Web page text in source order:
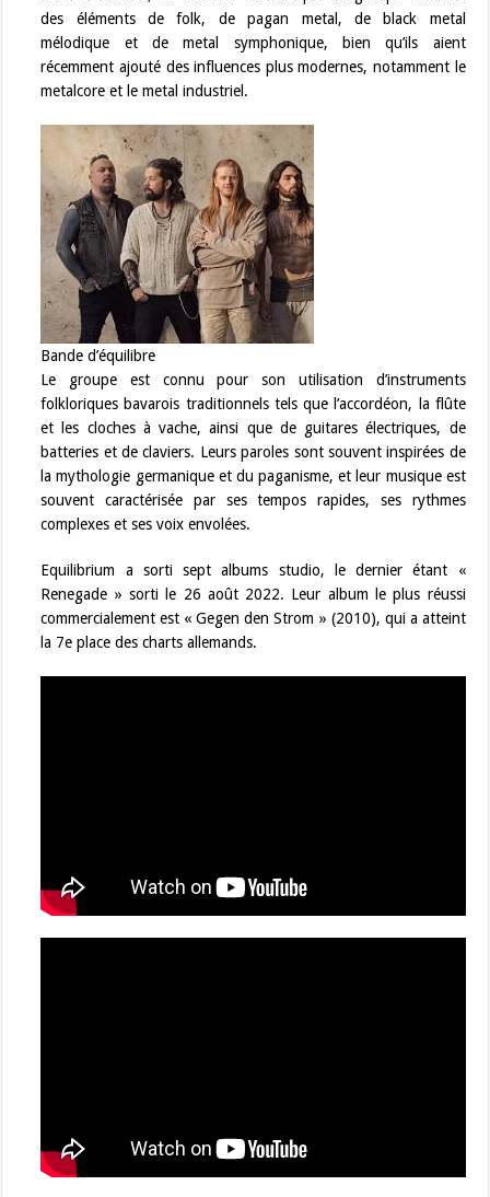
des éléments de folk, de pagan metal, de black metal
mélodique et de metal symphonique, bien qu’ils aient
récemment ajouté des influences plus modernes, notamment le
metalcore et le metal industriel.
Bande d’équilibre
Le groupe est connu pour son utilisation d’instruments
folkloriques bavarois traditionnels tels que l’accordéon, la flûte
et les cloches à vache, ainsi que de guitares électriques, de
batteries et de claviers. Leurs paroles sont souvent inspirées de
la mythologie germanique et du paganisme, et leur musique est
souvent caractérisée par ses tempos rapides, ses rythmes
complexes et ses voix envolées.
Equilibrium a sorti sept albums studio, le dernier étant «
Renegade » sorti le 26 août 2022. Leur album le plus réussi
commercialement est « Gegen den Strom » (2010), qui a atteint
la 7e place des charts allemands.